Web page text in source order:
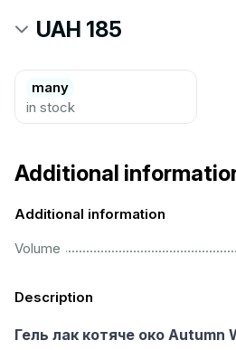
UAH 185
many
in stock
Additional
Additional information
Volume
Description
Гель лак котяче око Autumn